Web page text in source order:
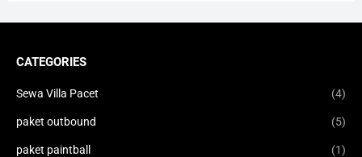
CATEGORIES
Sewa Villa Pacet (4)
paket outbound (5)
paket paintball (1)